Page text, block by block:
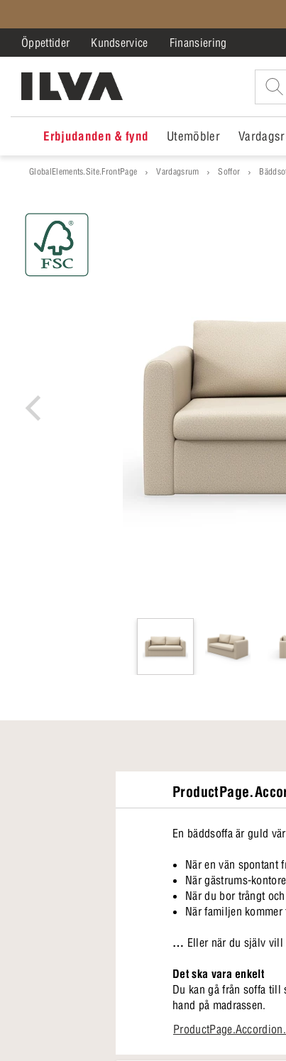
Öppettider Kundservice Finansiering
Erbjudanden & fynd Utemöbler
GlobalElements.Site.FrontPage Vardagsrum Soffor
En bäddsoffa är guld
När en vän spontant
När gästrums-
När du bor trångt
När familjen
… Eller när du själv vill
Det ska vara enkelt
Du kan gå från soffa till
hand på madrassen.
Oavsett om det är du,
Det är enkelt att välja